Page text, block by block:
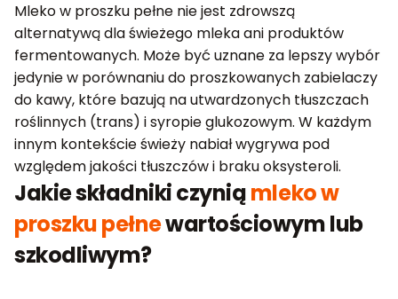
Mleko w proszku pełne nie jest zdrowszą
alternatywą dla świeżego mleka ani produktów
fermentowanych. Może być uznane za lepszy wybór
jedynie w porównaniu do proszkowanych zabielaczy
do kawy, które bazują na utwardzonych tłuszczach
roślinnych (trans) i syropie glukozowym. W każdym
innym kontekście świeży nabiał wygrywa pod
względem jakości tłuszczów i braku oksysteroli.
Jakie składniki czyniąmleko w
proszku pełnewartościowym lub
szkodliwym?